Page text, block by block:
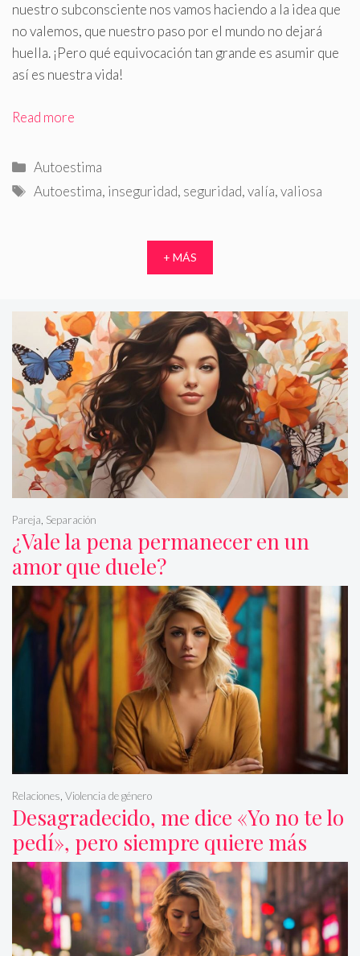
nuestro subconsciente nos vamos haciendo a la idea que
no valemos, que nuestro paso por el mundo no dejará
huella.¡Pero qué equivocación tan grande es asumir que
así es nuestra vida!
Read more
Categorías
Autoestima
Etiquetas
Autoestima, inseguridad, seguridad,valía,valiosa
+ MÁS
¿Vale la pena permanecer en un
amor que duele?
Pareja Separación
Desagradecido, me dice «Yo no te lo
pedí», pero siempre quiere más
Relaciones Violencia de género